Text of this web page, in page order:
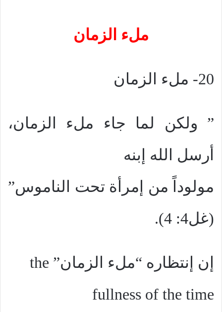
ملء الزمان
20- ملء الزمان
” ولكن لما جاء ملء الزمان،
أرسل الله إبنه
مولوداً من إمرأة تحت الناموس”
(غل4: 4).
إن إنتظاره “ملء الزمان” the
fullness of the time